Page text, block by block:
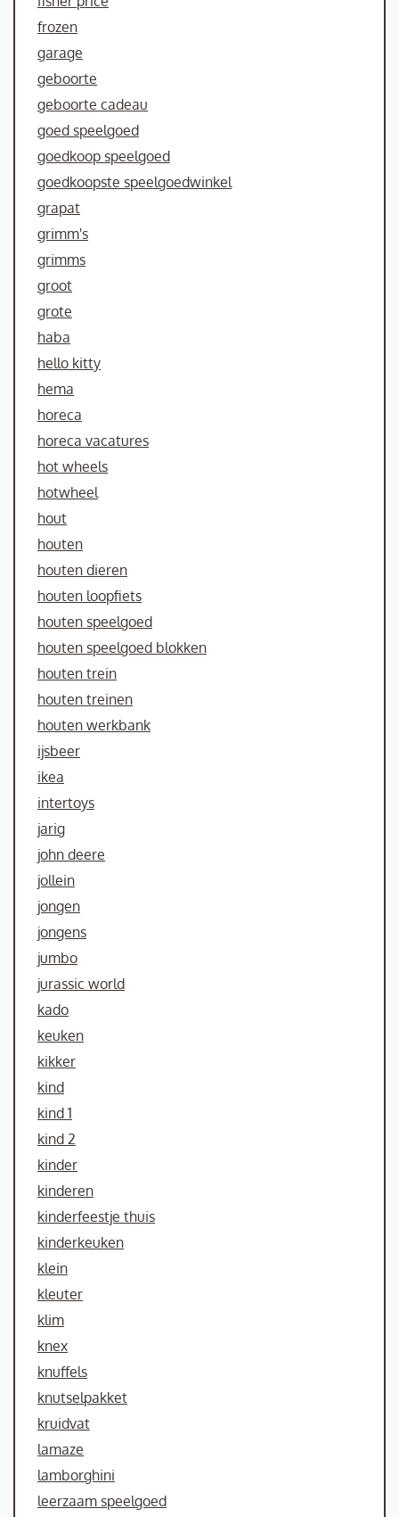
frozen
garage
geboorte
geboorte cadeau
goed speelgoed
goedkoop speelgoed
goedkoopste speelgoedwinkel
grapat
grimm's
grimms
groot
grote
haba
hello kitty
hema
horeca
horeca vacatures
hot wheels
hotwheel
hout
houten
houten dieren
houten loopfiets
houten speelgoed
houten speelgoed blokken
houten trein
houten treinen
houten werkbank
ijsbeer
ikea
intertoys
jarig
john deere
jollein
jongen
jongens
jumbo
jurassic world
kado
keuken
kikker
kind
kind 1
kind 2
kinder
kinderen
kinderfeestje thuis
kinderkeuken
klein
kleuter
klim
knex
knuffels
knutselpakket
kruidvat
lamaze
lamborghini
leerzaam speelgoed